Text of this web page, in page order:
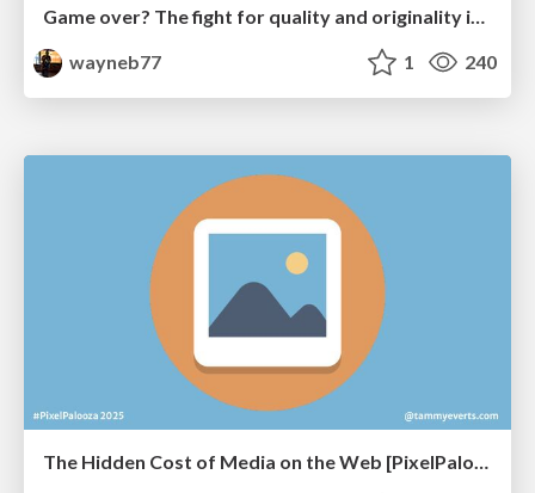
Game over? The fight for quality and originality in the time of robots
wayneb77
1 240